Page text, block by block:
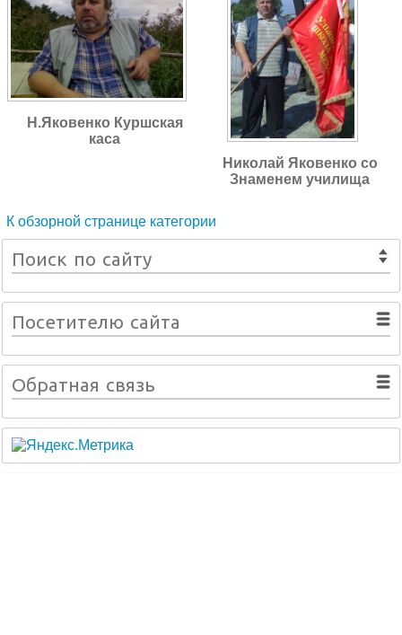
Н.Яковенко Куршская
каса
Николай Яковенко со
Знаменем училища
К обзорной странице категории
Поиск по сайту
Посетителю сайта
Обратная связь